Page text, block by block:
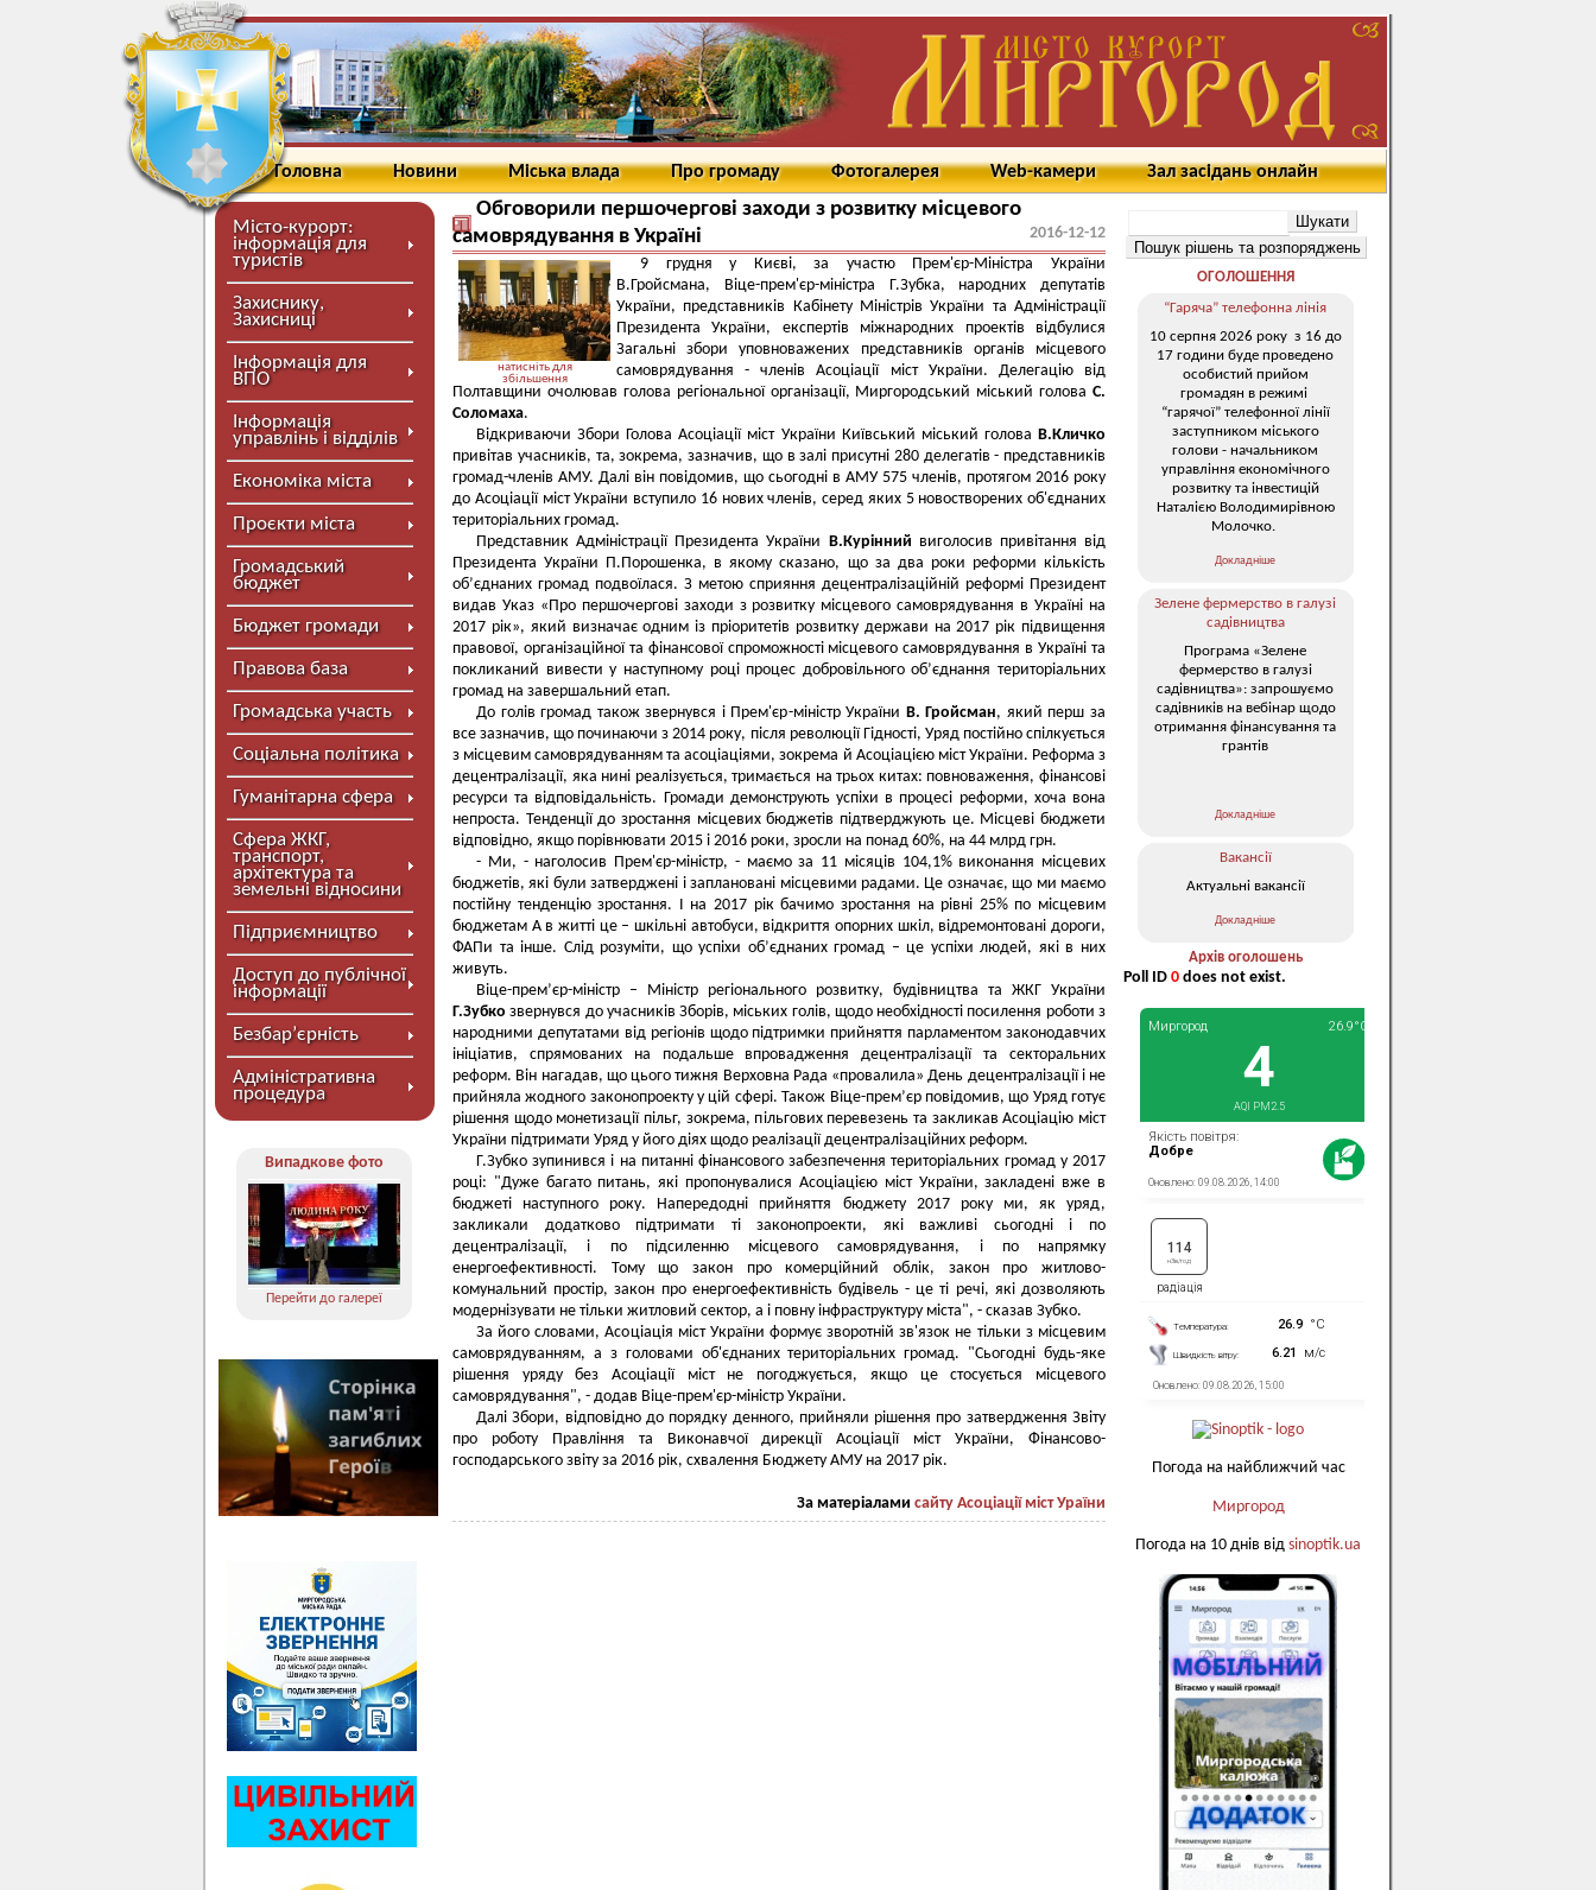
Головна Новини Міська влада Про громаду Фотогалерея Web-камери Зал засідань онлайн
Місто-курорт:
інформація для
туристів
Захиснику,
Захисниці
Інформація для
ВПО
Інформація
управлінь і відділів
Економіка міста
Проєкти міста
Громадський
бюджет
Бюджет громади
Правова база
Громадська участь
Соціальна політика
Гуманітарна сфера
Сфера ЖКГ,
транспорт,
архітектура та
земельні відносини
Підприємництво
Доступ до публічної
інформації
Безбар’єрність
Адміністративна
процедура
Випадкове фото
Перейти до галереї
Обговорили першочергові заходи з розвитку місцевого
самоврядування в Україні
2016-12-12
натисніть для
збільшення
9 грудня у Києві, за участю Прем'єр-Міністра України
В.Гройсмана, Віце-прем'єр-міністра Г.Зубка, народних депутатів
України, представників Кабінету Міністрів України та Адміністрації
Президента України, експертів міжнародних проектів відбулися
Загальні збори уповноважених представників органів місцевого
самоврядування - членів Асоціації міст України. Делегацію від
Полтавщини очолював голова регіональної організації, Миргородський міський голова С.
Соломаха.
Відкриваючи Збори Голова Асоціації міст України Київський міський голова В.Кличко
привітав учасників, та, зокрема, зазначив, що в залі присутні 280 делегатів - представників
громад-членів АМУ. Далі він повідомив, що сьогодні в АМУ 575 членів, протягом 2016 року
до Асоціації міст України вступило 16 нових членів, серед яких 5 новостворених об'єднаних
територіальних громад.
Представник Адміністрації Президента України В.Курінний виголосив привітання від
Президента України П.Порошенка, в якому сказано, що за два роки реформи кількість
об’єднаних громад подвоїлася. З метою сприяння децентралізаційній реформі Президент
видав Указ «Про першочергові заходи з розвитку місцевого самоврядування в Україні на
2017 рік», який визначає одним із пріоритетів розвитку держави на 2017 рік підвищення
правової, організаційної та фінансової спроможності місцевого самоврядування в Україні та
покликаний вивести у наступному році процес добровільного об’єднання територіальних
громад на завершальний етап.
До голів громад також звернувся і Прем'єр-міністр України В. Гройсман, який перш за
все зазначив, що починаючи з 2014 року, після революції Гідності, Уряд постійно спілкується
з місцевим самоврядуванням та асоціаціями, зокрема й Асоціацією міст України. Реформа з
децентралізації, яка нині реалізується, тримається на трьох китах: повноваження, фінансові
ресурси та відповідальність. Громади демонструють успіхи в процесі реформи, хоча вона
непроста. Тенденції до зростання місцевих бюджетів підтверджують це. Місцеві бюджети
відповідно, якщо порівнювати 2015 і 2016 роки, зросли на понад 60%, на 44 млрд грн.
- Ми, - наголосив Прем'єр-міністр, - маємо за 11 місяців 104,1% виконання місцевих
бюджетів, які були затверджені і заплановані місцевими радами. Це означає, що ми маємо
постійну тенденцію зростання. І на 2017 рік бачимо зростання на рівні 25% по місцевим
бюджетам А в житті це – шкільні автобуси, відкриття опорних шкіл, відремонтовані дороги,
ФАПи та інше. Слід розуміти, що успіхи об’єднаних громад – це успіхи людей, які в них
живуть.
Віце-прем’єр-міністр – Міністр регіонального розвитку, будівництва та ЖКГ України
Г.Зубко звернувся до учасників Зборів, міських голів, щодо необхідності посилення роботи з
народними депутатами від регіонів щодо підтримки прийняття парламентом законодавчих
ініціатив, спрямованих на подальше впровадження децентралізації та секторальних
реформ. Він нагадав, що цього тижня Верховна Рада «провалила» День децентралізації і не
прийняла жодного законопроекту у цій сфері. Також Віце-прем’єр повідомив, що Уряд готує
рішення щодо монетизації пільг, зокрема, пільгових перевезень та закликав Асоціацію міст
України підтримати Уряд у його діях щодо реалізації децентралізаційних реформ.
Г.Зубко зупинився і на питанні фінансового забезпечення територіальних громад у 2017
році: "Дуже багато питань, які пропонувалися Асоціацією міст України, закладені вже в
бюджеті наступного року. Напередодні прийняття бюджету 2017 року ми, як уряд,
закликали додатково підтримати ті законопроекти, які важливі сьогодні і по
децентралізації, і по підсиленню місцевого самоврядування, і по напрямку
енергоефективності. Тому що закон про комерційний облік, закон про житлово-
комунальний простір, закон про енергоефективність будівель - це ті речі, які дозволяють
модернізувати не тільки житловий сектор, а і повну інфраструктуру міста", - сказав Зубко.
За його словами, Асоціація міст України формує зворотній зв'язок не тільки з місцевим
самоврядуванням, а з головами об'єднаних територіальних громад. "Сьогодні будь-яке
рішення уряду без Асоціації міст не погоджується, якщо це стосується місцевого
самоврядування", - додав Віце-прем'єр-міністр України.
Далі Збори, відповідно до порядку денного, прийняли рішення про затвердження Звіту
про роботу Правління та Виконавчої дирекції Асоціації міст України, Фінансово-
господарського звіту за 2016 рік, схвалення Бюджету АМУ на 2017 рік.
За матеріалами сайту Асоціації міст Ураїни
ОГОЛОШЕННЯ
“Гаряча” телефонна лінія
10 серпня 2026 року з 16 до
17 години буде проведено
особистий прийом
громадян в режимі
“гарячої” телефонної лінії
заступником міського
голови - начальником
управління економічного
розвитку та інвестицій
Наталією Володимирівною
Молочко.
Докладніше
Зелене фермерство в галузі
садівництва
Програма «Зелене
фермерство в галузі
садівництва»: запрошуємо
садівників на вебінар щодо
отримання фінансування та
грантів
Докладніше
Вакансії
Актуальні вакансії
Докладніше
Архів оголошень
Poll ID 0 does not exist.
Погода на найближчий час
Миргород
Погода на 10 днів від sinoptik.ua